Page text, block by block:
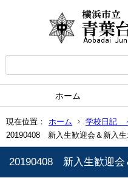
ホーム
現在位置： ホーム
学校日記
20190408 新入生歓迎会＆新入生
20190408 新入生歓迎会